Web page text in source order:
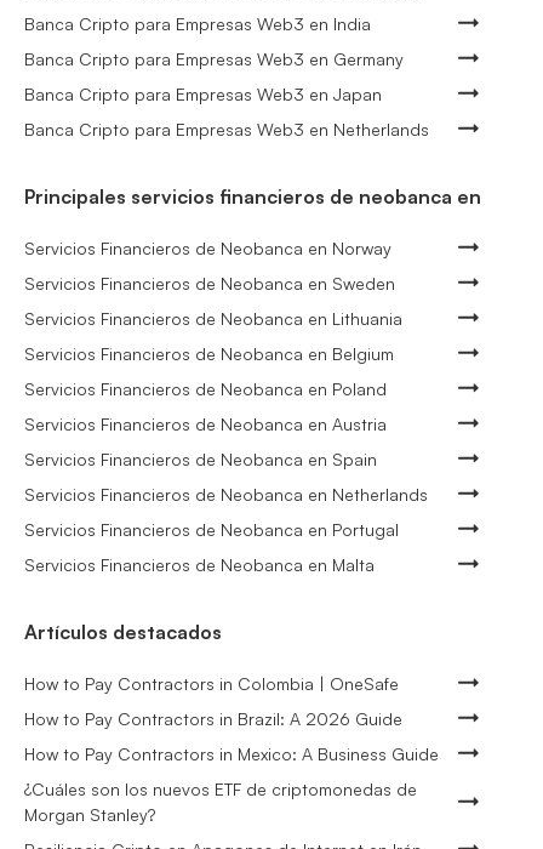
Banca Cripto para Empresas Web3 en India
Banca Cripto para Empresas Web3 en Germany
Banca Cripto para Empresas Web3 en Japan
Banca Cripto para Empresas Web3 en Netherlands
Principales servicios financieros de neobanca en
Servicios Financieros de Neobanca en Norway
Servicios Financieros de Neobanca en Sweden
Servicios Financieros de Neobanca en Lithuania
Servicios Financieros de Neobanca en Belgium
Servicios Financieros de Neobanca en Poland
Servicios Financieros de Neobanca en Austria
Servicios Financieros de Neobanca en Spain
Servicios Financieros de Neobanca en Netherlands
Servicios Financieros de Neobanca en Portugal
Servicios Financieros de Neobanca en Malta
Artículos destacados
How to Pay Contractors in Colombia | OneSafe
How to Pay Contractors in Brazil: A 2026 Guide
How to Pay Contractors in Mexico: A Business Guide
¿Cuáles son los nuevos ETF de criptomonedas de
Morgan Stanley?